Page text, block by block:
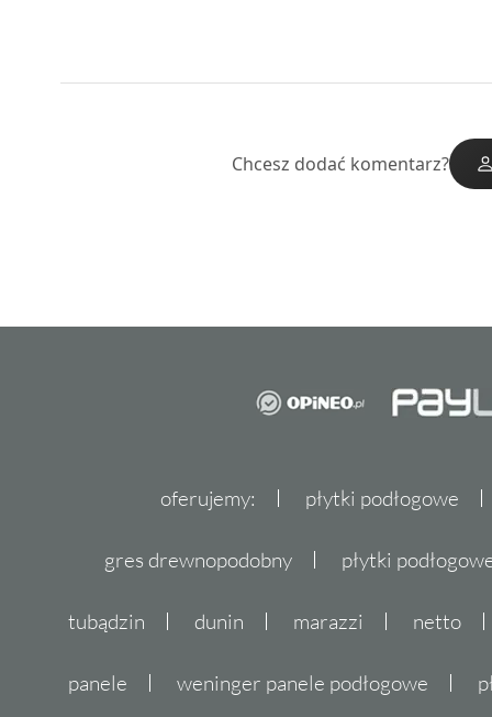
Chcesz dodać komentarz?
oferujemy: płytki podłogowe
gres drewnopodobny płytki
tubądzin dunin marazzi netto
panele weninger panele podłogowe